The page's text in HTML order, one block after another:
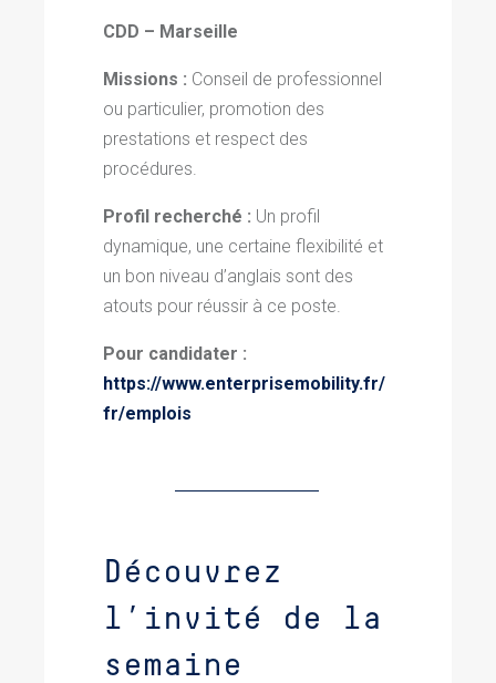
CDD – Marseille
Missions : Conseil de professionnel
ou particulier, promotion des
prestations et respect des
procédures.
Profil recherché : Un profil
dynamique, une certaine flexibilité et
un bon niveau d’anglais sont des
atouts pour réussir à ce poste.
Pour candidater :
https://www.enterprisemobility.fr/
fr/emplois
Découvrez
l’invité de la
semaine